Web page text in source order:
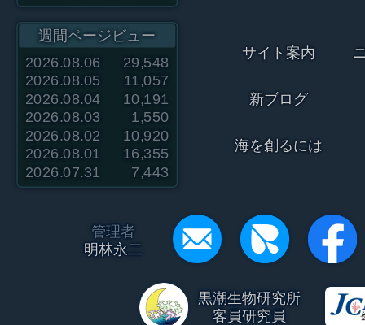
週間ページビュー
2026.08.06
29,548
2026.08.05
11,057
2026.08.04
10,191
2026.08.03
1,550
2026.08.02
10,920
2026.08.01
16,355
2026.07.31
7,443
サイト案内
新ブログ
海を創るには
管理者
明林永二
黒潮生物研究所
客員研究員